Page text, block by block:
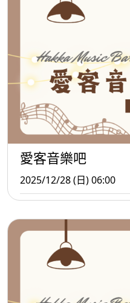
愛客音樂吧
2025/12/28 (日) 06:00